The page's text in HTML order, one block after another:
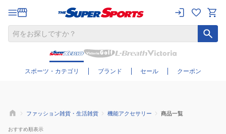
スポーツ・カテゴリ ブランド セール クーポン
さらに絞り込む
ファッション雑貨・生活雑貨 機能アクセサリー 商品一覧
おすすめ順表示